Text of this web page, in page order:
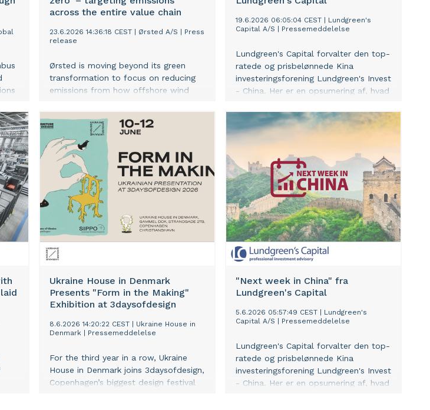
across the entire value chain
23.6.2026 14:36:18 CEST Ørsted A/S
Press
release
Ørsted is moving beyond its green
transformation to focus on reducing
emissions from how offshore wind
operated, with the ambition to reach
net-zero emissions across its entire
value chain by 2040. Reducing
emissions in the value chain is both a
climate imperative and a business
necessity. It reduces exposure to
fossil fuel price volatility, strengthens
strategic supplier partnerships and
enhances market competitiveness as
evolving regulations drive higher
carbon costs. In a new paper
launched at London Climate Action
Week, The Next Zero, Ørsted sets out
how it will address the remaining
emissions in its value chain, including
those linked to materials,
Harnett, Ørsted’s Chief Construction
Officer, says: “Our sights are firmly set
value chain by 2040. The most
impactful and immediate stepping
stone is industrial electrification. But it
19.6.2026 06:05:04 CEST
Lundgreen's
Capital A/S
Pressemeddelelse
Lundgreen's Capital forvalter den top-
ratede og prisbelønnede Kina
investeringsforening Lundgreen's Invest
- China. Her er en opsumering af, hvad
Kina i den kommende uge, altså et
indblik i nøjagtigt den samme interne
information, som vi bruger i
forvaltningen af vores Kina
investeringsforening.
Ukraine House in Denmark
Presents "Form in the Making"
Exhibition at 3daysofdesign
8.6.2026 14:20:22 CEST
Ukraine House in
Denmark
Pressemeddelelse
For the third year in a row, Ukraine
House in Denmark joins 3daysofdesign,
Copenhagen’s biggest design festival
"Next week in China" fra
Lundgreen's Capital
5.6.2026 05:57:49 CEST
Lundgreen's
Capital A/S
Pressemeddelelse
Lundgreen's Capital forvalter den top-
ratede og prisbelønnede Kina
investeringsforening Lundgreen's Invest
- China. Her er en opsumering af, hvad